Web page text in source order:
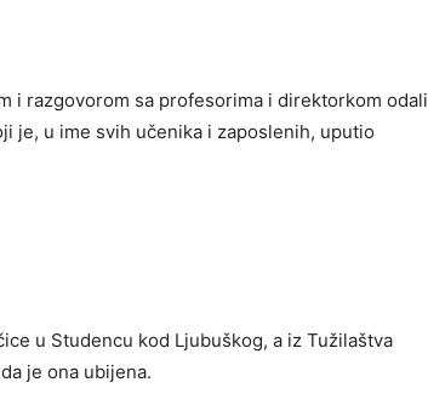
i razgovorom sa profesorima i direktorkom odali
je, u ime svih učenika i zaposlenih, uputio
u Studencu kod Ljubuškog, a iz Tužilaštva
je ona ubijena.